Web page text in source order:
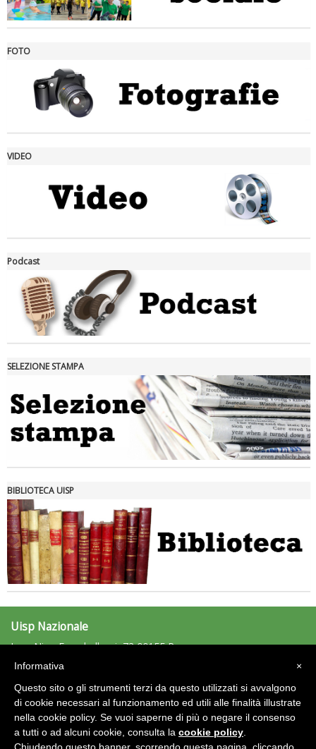
Ddl Lobby, Uisp: “Il Parlamento valorizzi le nostre specificità"
Tiziano Pesce nel Cda di Fondazione Terzjus: prima riunione a
FOTO
VIDEO
Podcast
SELEZIONE STAMPA
BIBLIOTECA UISP
Uisp Nazionale
L.go Nino Franchellucci, 73 00155 Roma
Tel: 06.439841 - Fax: 06.43984320
C.F.: 97029170582
Area Riservata 2.0
×
Informativa
Questo sito o gli strumenti terzi da questo utilizzati si avvalgono
di cookie necessari al funzionamento ed utili alle finalità illustrate
nella cookie policy. Se vuoi saperne di più o negare il consenso
a tutti o ad alcuni cookie, consulta la cookie policy